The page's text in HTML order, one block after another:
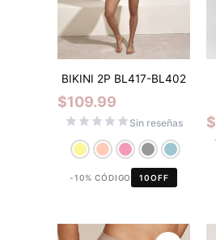
BIKINI 2P BL417-BL402
$109.99
Sin reseñas
-10% CÓDIGO 10OFF
$